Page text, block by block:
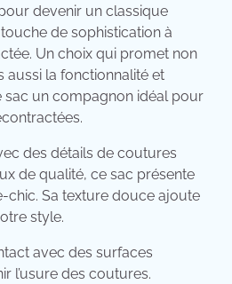
devenir un classique
de sophistication à
Un choix qui promet non
aussi la fonctionnalité et
sac un compagnon idéal pour
des détails de coutures
de qualité, ce sac présente
chic. Sa texture douce ajoute
style.
avec des surfaces
l’usure des coutures.